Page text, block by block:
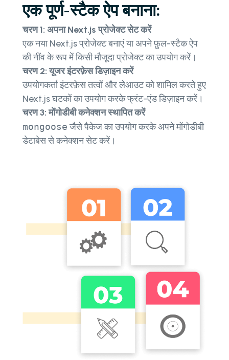
एक पूर्ण-स्टैक ऐप बनाना:
चरण 1: अपना Next.js प्रोजेक्ट सेट करें
एक नया Next.js प्रोजेक्ट बनाएं या अपने फ़ुल-स्टैक ऐप
की नींव के रूप में किसी मौजूदा प्रोजेक्ट का उपयोग करें।
चरण 2: यूजर इंटरफ़ेस डिज़ाइन करें
उपयोगकर्ता इंटरफ़ेस तत्वों और लेआउट को शामिल करते हुए
Next.js घटकों का उपयोग करके फ्रंट-एंड डिज़ाइन करें।
चरण 3: मोंगोडीबी कनेक्शन स्थापित करें
mongooseजैसे पैकेज का उपयोग करके अपने मोंगोडीबी
डेटाबेस से कनेक्शन सेट करें।